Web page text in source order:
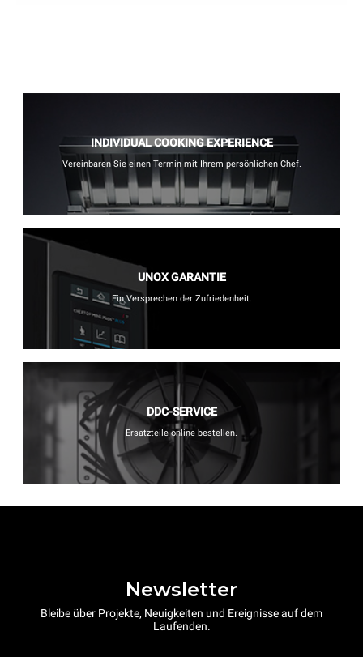
INDIVIDUAL COOKING EXPERIENCE
Vereinbaren Sie einen Termin mit Ihrem persönlichen Chef.
UNOX GARANTIE
Ein Versprechen der Zufriedenheit.
DDC-SERVICE
Ersatzteile online bestellen.
Newsletter
Bleibe über Projekte, Neuigkeiten und Ereignisse auf dem
Laufenden.